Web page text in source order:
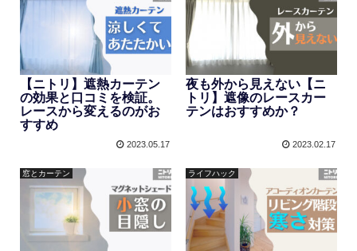
【ニトリ】遮熱カーテン
の効果と口コミを検証。
レースから変えるのがお
すすめ
2023.05.17
夜も外から見えない【ニ
トリ】遮像のレースカー
テンはおすすめか？
2023.02.17
窓とカーテン ライフハック